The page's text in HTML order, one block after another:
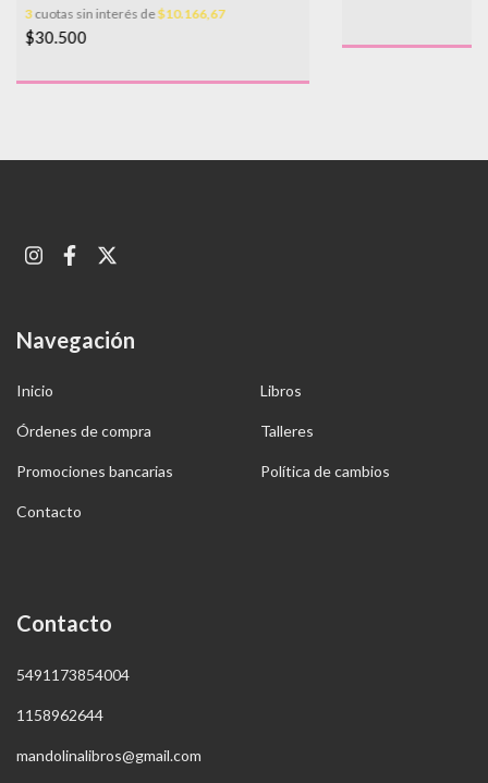
3cuotas sin interés de$10.166,67
$30.500
Navegación
Inicio Libros
Órdenes de compra Talleres
Promociones bancarias Política de cambios
Contacto
Contacto
5491173854004
1158962644
mandolinalibros@gmail.com